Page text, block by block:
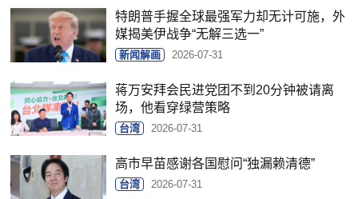
特朗普手握全球最强军力却无计可施，外
媒揭美伊战争“无解三选一”
新闻解画 2026-07-31
蒋万安拜会民进党团不到20分钟被请离
场，他看穿绿营策略
台湾 2026-07-31
高市早苗感谢各国慰问“独漏赖清德”
台湾 2026-07-31